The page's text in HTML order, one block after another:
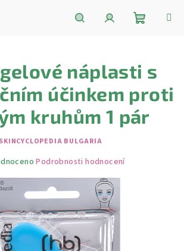
košík
náplasti s
účinkem proti
kruhům 1 pár
SKINCYCLOPEDIA BULGARIA
Podrobnosti hodnocení